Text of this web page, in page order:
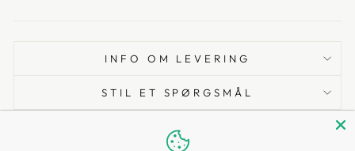
INFO OM LEVERING
STIL ET SPØRGSMÅL